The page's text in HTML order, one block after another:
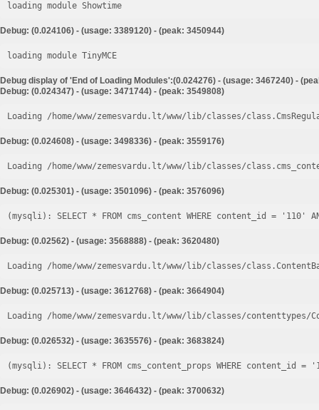
loading module Showtime
Debug: (0.024106) - (usage: 3389120) - (peak: 3450944)
loading module TinyMCE
Debug display of 'End of Loading Modules':(0.024276) - (usage: 3467240) -
Debug: (0.024347) - (usage: 3471744) - (peak: 3549808)
Loading /home/www/zemesvardu.lt/www/lib/classes/
Debug: (0.024608) - (usage: 3498336) - (peak: 3559176)
Loading /home/www/zemesvardu.lt/www/lib/classes/
Debug: (0.025301) - (usage: 3501096) - (peak: 3576096)
Debug: (0.02562) - (usage: 3568888) - (peak: 3620480)
Loading /home/www/zemesvardu.lt/www/lib/classes/
Debug: (0.025713) - (usage: 3612768) - (peak: 3664904)
Loading /home/www/zemesvardu.lt/www/lib/classes/
Debug: (0.026532) - (usage: 3635576) - (peak: 3683824)
Debug: (0.026902) - (usage: 3646432) - (peak: 3700632)